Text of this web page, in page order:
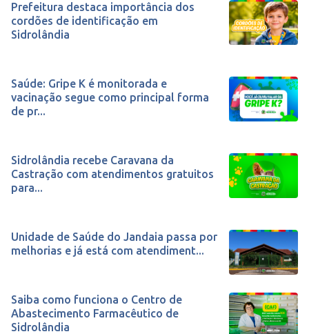
Prefeitura destaca importância dos
cordões de identificação em
Sidrolândia
Saúde: Gripe K é monitorada e
vacinação segue como principal forma
de pr...
Sidrolândia recebe Caravana da
Castração com atendimentos gratuitos
para...
Unidade de Saúde do Jandaia passa por
melhorias e já está com atendiment...
Saiba como funciona o Centro de
Abastecimento Farmacêutico de
Sidrolândia